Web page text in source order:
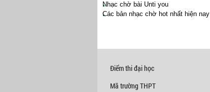
Nhạc chờ bài Unti you
Các bản nhạc chờ hot nhất hiện nay
Điểm thi đại học
Mã trường THPT